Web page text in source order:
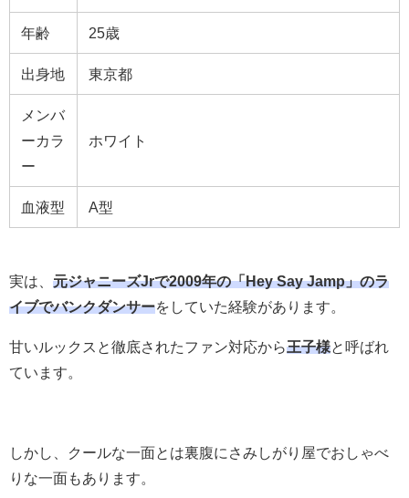
年齢 25歳
出身地 東京都
メンバ
ーカラ
ー
ホワイト
血液型 A型
実は、 元ジャニーズJrで2009年の「Hey Say Jamp」のラ
イブでバンクダンサーをしていた経験があります。
甘いルックスと徹底されたファン対応から王子様と呼ばれ
ています。
しかし、クールな一面とは裏腹にさみしがり屋でおしゃべ
りな一面もあります。